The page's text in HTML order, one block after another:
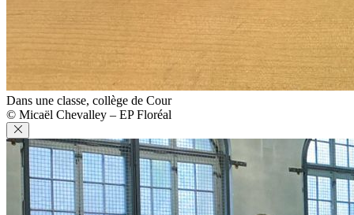
Dans une classe, collège de Cour
© Micaël Chevalley – EP Floréal